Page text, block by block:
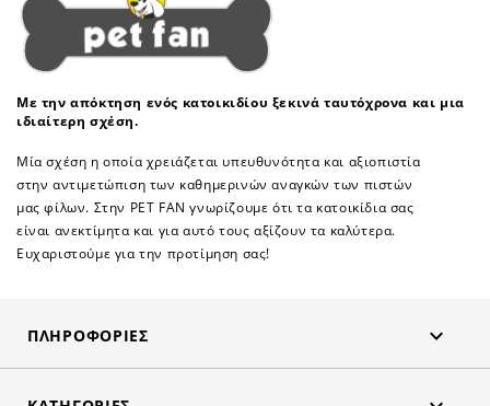
Με την απόκτηση ενός κατοικιδίου ξεκινά ταυτόχρονα και μια
ιδιαίτερη σχέση.
Μία σχέση η οποία χρειάζεται υπευθυνότητα και αξιοπιστία
στην αντιμετώπιση των καθημερινών αναγκών των πιστών
μας φίλων. Στην PET FAN γνωρίζουμε ότι τα κατοικίδια σας
είναι ανεκτίμητα και για αυτό τους αξίζουν τα καλύτερα.
Ευχαριστούμε για την προτίμηση σας!
ΠΛΗΡΟΦΟΡΊΕΣ 